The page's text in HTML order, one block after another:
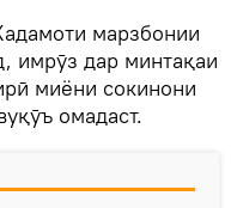
марзбонии
имрӯз дар минтақаи
миёни сокинони
омадаст.